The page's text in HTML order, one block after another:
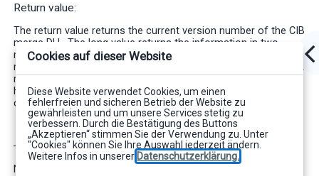
Return value:
The return value returns the current version number of the CIB
merge DLL. The long value returns the information in two
ranges. The first two bytes contain the version counter of the
main release. Bytes 3 and 4 contain the corresponding current
release counter. Depending on the programming language the
high and low ranges have to be considered accordingly (see
code examples below).
Troubleshooting:
No special troubleshooting is active
Cookies auf dieser Website
Diese Website verwendet Cookies, um einen
fehlerfreien und sicheren Betrieb der Website zu
gewährleisten und um unsere Services stetig zu
verbessern. Durch die Bestätigung des Buttons
„Akzeptieren“ stimmen Sie der Verwendung zu. Unter
"Cookies" können Sie Ihre Auswahl jederzeit ändern.
Weitere Infos in unserer Datenschutzerklärung.